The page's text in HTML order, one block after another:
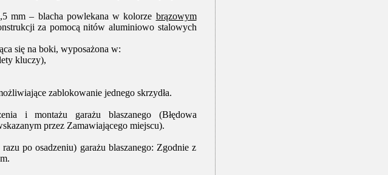
mm – blacha powlekana w kolorze brązowym
za pomocą nitów aluminiowo stalowych
się na boki, wyposażona w:
kluczy),
zablokowanie jednego skrzydła.
i montażu garażu blaszanego (Błędowa
przez Zamawiającego miejscu).
po osadzeniu) garażu blaszanego: Zgodnie z